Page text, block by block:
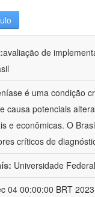
avaliação de
é uma condição
causa potenciais
e econômicas. O
críticos de
Universidade
04 00:00:00 BRT